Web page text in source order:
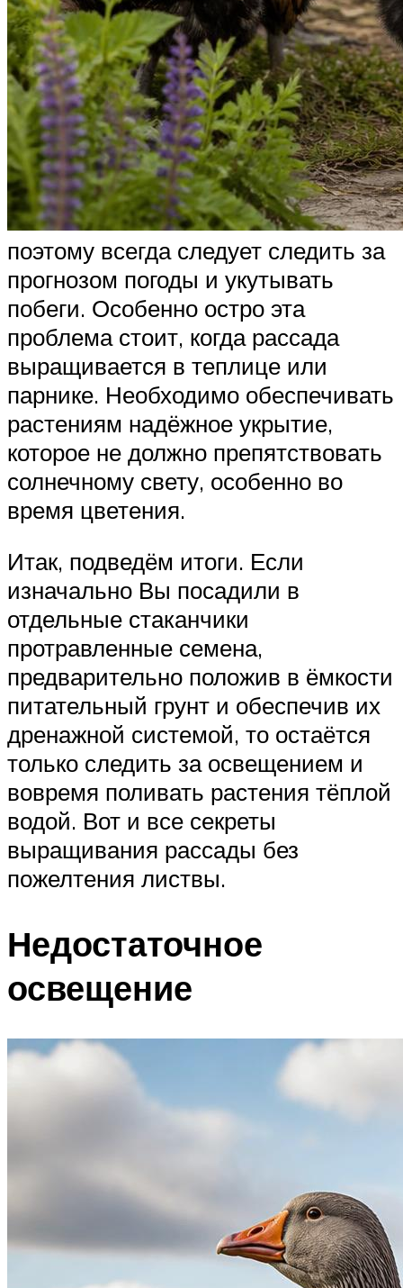
поэтому всегда следует следить за
прогнозом погоды и укутывать
побеги. Особенно остро эта
проблема стоит, когда рассада
выращивается в теплице или
парнике. Необходимо обеспечивать
растениям надёжное укрытие,
которое не должно препятствовать
солнечному свету, особенно во
время цветения.
Итак, подведём итоги. Если
изначально Вы посадили в
отдельные стаканчики
протравленные семена,
предварительно положив в ёмкости
питательный грунт и обеспечив их
дренажной системой, то остаётся
только следить за освещением и
вовремя поливать растения тёплой
водой. Вот и все секреты
выращивания рассады без
пожелтения листвы.
Недостаточное
освещение